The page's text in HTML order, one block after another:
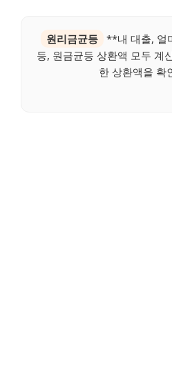
원리금균등 **내 대출, 얼
등, 원금균등 상환액 모두 계
한 상환액을 확